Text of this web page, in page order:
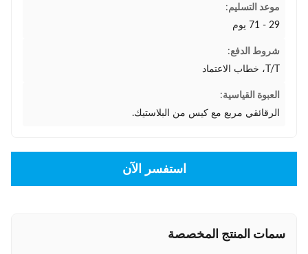
موعد التسليم:
29 - 71 يوم
شروط الدفع:
T/T، خطاب الاعتماد
العبوة القياسية:
الرقائقي مربع مع كيس من البلاستيك.
استفسر الآن
سمات المنتج المخصصة